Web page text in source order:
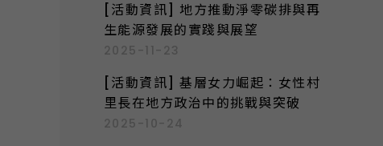
[活動資訊] 地方推動淨零碳排與再
生能源發展的實踐與展望
2025-11-23
[活動資訊] 基層女力崛起：女性村
里長在地方政治中的挑戰與突破
2025-10-24